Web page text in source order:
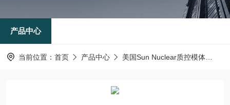
产品中心
当前位置： 首页 产品中心 美国Sun Nuclear质控模体